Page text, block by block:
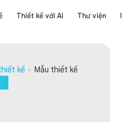
Thiết kế với AI Thư viện
kế Mẫu thiết kế